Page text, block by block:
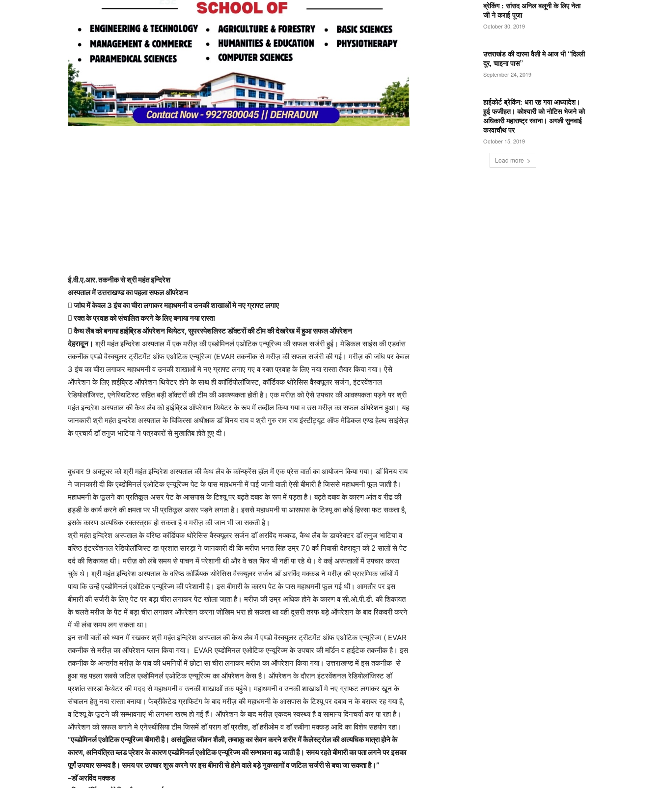
ई.वी.ए.आर. तकनीक से श्री महंत इन्दिरेश
अस्पताल में उत्तराखण्ड का पहला सफल ऑपरेशन
 जांघ में केवल 3 इंच का चीरा लगाकर महाधमनी व उनकी शाखाओं मे नए ग्राफ्ट लगाए
 रक्त के प्रवाह को संचालित करने के लिए बनाया नया रास्ता
 कैथ लैब को बनाया हाईब्रिड ऑपरेशन थियेटर, सुपरस्पेशलिस्ट डाॅक्टरों की टीम की देखरेख में हुआ सफल ऑपरेशन
देहरादून। श्री महंत इन्दिरेश अस्पताल में एक मरीज़ की एब्डोमिनर्ल एओटिक एन्यूरिज्म की सफल सर्जरी हुई। मेडिकल साइंस की एडवांस
तकनीक एण्डो वैस्क्युलर ट्रीटमेंट ऑफ एओटिक एन्यूरिज्म (EVAR तकनीक से मरीज़ की सफल सर्जरी की गई। मरीज़ की जाॅघ पर केवल
3 इंच का चीरा लगाकर महाधमनी व उनकी शाखाओं मे नए ग्राफ्ट लगाए गए व रक्त प्रवाह के लिए नया रास्ता तैयार किया गया। ऐसे
ऑपरेशन के लिए हाईब्रिड ऑपरेशन थियेटर होने के साथ ही कााॅर्डियोलाॅजिस्ट, काॅर्डियक थोरेसिस वैस्क्यूलर सर्जन, इंटरवेंशनल
रेडियोलाॅजिस्ट, एनेस्थिटिस्ट सहित बड़ी डाॅक्टरों की टीम की आवश्यकता होती है। एक मरीज़ को ऐसे उपचार की आवश्यकता पड़ने पर श्री
महंत इन्दरेश अस्पताल की कैथ लैब को हाईब्रिड ऑपरेशन थियेटर के रूप में तब्दील किया गया व उस मरीज़ का सफल ऑपरेशन हुआ। यह
जानकारी श्री महंत इन्दरेश अस्पताल के चिकित्सा अधीक्षक डाॅ विनय राय व श्री गुरु राम राय इंस्टीट्यूट ऑफ मेडिकल एण्ड हेल्थ साइंसेज़
के प्रचार्य डाॅ तनुज भाटिया ने पत्रकारों से मुखातिब होते हुए दी।
बुधवार 9 अक्टूबर को श्री महंत इन्दिरेश अस्पताल की कैथ लैब के काॅन्फ्रेंस हाॅल में एक प्रेस वार्ता का आयोजन किया गया। डाॅ विनय राय
ने जानकारी दी कि एब्डोमिनर्ल एओटिक एन्यूरिज्म पेट के पास महाधमनी में पाई जानी वाली ऐसी बीमारी है जिससे महाधमनी फूल जाती है।
महाधमनी के फूलने का प्रतिकूल असर पेट के आसपास के टिश्यू पर बढ़ते दबाव के रूप में पड़ता है। बढ़ते दबाव के कारण आंत व रीढ की
हड्डी के कार्य करने की क्षमता पर भी प्रतिकूल असर पड़ने लगता है। इससे महाधमनी या आसपास के टिश्यू का कोई हिस्सा फट सकता है,
इसके कारण अत्यधिक रक्तस्त्राव हो सकता है व मरीज़ की जान भी जा सकती है।
श्री महंत इन्दिरेश अस्पताल के वरिष्ठ काॅर्डियक थोरेसिस वैस्क्यूलर सर्जन डाॅ अरविंद मक्कड, कैथ लैब के डायरेक्टर डाॅ तनुज भाटिया व
वरिष्ठ इंटरवेंशनल रेडियोलाॅजिस्ट डा प्रशांत सारड़ा ने जानकारी दी कि मरीज़ भगत सिंह उम्र 70 वर्ष निवासी देहरादून को 2 सालों से पेट
दर्द की शिकायत थी। मरीज़ को लंबे समय से पाचन में परेशानी थी और वे चल फिर भी नहीं पा रहे थे। वे कई अस्पतालों में उपचार करवा
चुके थे। श्री महंत इन्दिरेश अस्पताल के वरिष्ठ काॅर्डियक थोरेसिस वैस्क्यूलर सर्जन डाॅ अरविंद मक्कड ने मरीज़ की प्रारम्भिक जाॅचों में
पाया कि उन्हें एब्डोमिनर्ल एओटिक एन्यूरिज्म की परेशानी है। इस बीमारी के कारण पेट के पास महाधमनी फूल गई थी। आमतौर पर इस
बीमारी की सर्जरी के लिए पेट पर बड़ा चीरा लगाकर पेट खोला जाता है। मरीज़ की उम्र अधिक होने के कारण व सी.ओ.पी.डी. की शिकायत
के चलते मरीज के पेट में बड़ा चीरा लगाकर ऑपरेशन करना जोखिम भरा हो सकता था वहीं दूसरी तरफ बड़े ऑपरेशन के बाद रिकवरी करने
में भी लंबा समय लग सकता था।
इन सभी बातों को ध्यान में रखकर श्री महंत इन्दिरेश अस्पताल की कैथ लैब में एण्डो वैस्क्युलर ट्रीटमेंट ऑफ एओटिक एन्यूरिज्म ( EVAR
तकनीक से मरीज़ का ऑपरेशन प्लान किया गया। EVAR एब्डोमिनल एओटिक एन्यूरिज्म के उपचार की माॅर्डन व हाईटेक तकनीक है। इस
तकनीक के अन्तर्गत मरीज़ के पांव की धमनियों में छोटा सा चीरा लगाकर मरीज़ का ऑपरेशन किया गया। उत्तराखण्ड में इस तकनीक से
हुआ यह पहला सबसे जटिल एब्डोमिनर्ल एओटिक एन्यूरिज्म का ऑपरेशन केस है। ऑपरेशन के दौरान इंटरवेंशनल रेडियोलाॅजिस्ट डाॅ
प्रशांत सारड़ा कैथेटर की मदद से महाधमनी व उनकी शाखाओं तक पहुंचे। महाधमनी व उनकी शाखाओं मे नए ग्राफट लगाकर खून के
संचालन हेतु नया रास्ता बनाया। फेब्रीकेटेड ग्राफिटंग के बाद मरीज़ की महाधमनी के आसपास के टिश्यू पर दबाव न के बराबर रह गया है,
व टिश्यू के फूटने की सम्भावनाएं भी लगभग खत्म हो गई हैं। ऑपरेशन के बाद मरीज़ एकदम स्वस्थ्य है व सामान्य दिनचर्या कर पा रहा है।
ऑपरेशन को सफल बनाने मे एनेस्थीसिया टीम जिसमें डाॅ पराग डाॅ प्रतीश, डाॅ हरीओम व डाॅ रूबीना मक्कड़ आदि का विशेष सहयोग रहा।
“एब्डोमिनर्ल एओटिक एन्यूरिज्म बीमारी है। असंतुलित जीवन शैली, तम्बाकू का सेवन करने शरीर में कैलेस्ट्रोल की अत्यधिक मात्रा होने के
कारण, अनियंत्रित ब्लड प्रेशर के कारण एब्डोमिनर्ल एओटिक एन्यूरिज्म की सम्भावना बढ़ जाती है। समय रहते बीमारी का पता लगने पर इसका
पूर्णं उपचार सम्भव है। समय पर उपचार शुरू करने पर इस बीमारी से होने वाले बड़े नुकसानों व जटिल सर्जरी से बचा जा सकता है।”
-डाॅ अरविंद मक्कड
ब्रेकिंग : सांसद अनिल बलूनी के लिए नेता
जी ने कराई पूजा
October 30, 2019
उत्तराखंड की दारमा वैली मे आज भी “दिल्ली
दूर, चाइना पास”
September 24, 2019
हाईकोर्ट ब्रेकिंग: धरा रह गया आध्यादेश।
हुई फजीहत। कोश्यारी को नोटिस भेजने को
अधिकारी महाराष्ट्र रवाना। अगली सुनवाई
करवाचौथ पर
October 15, 2019
Load more